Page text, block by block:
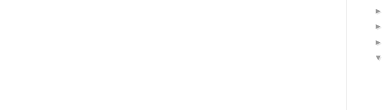
►
►
►
▼